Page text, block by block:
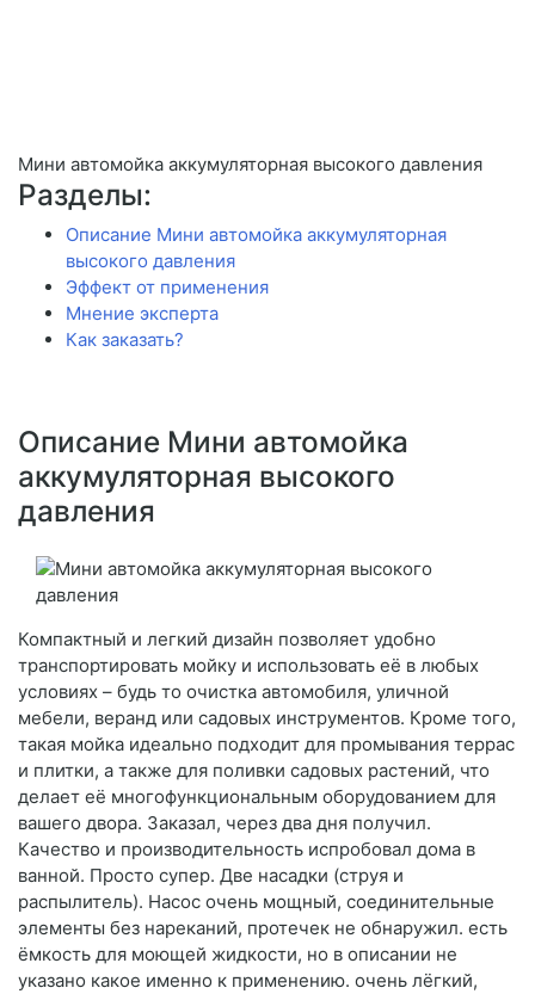
Мини автомойка аккумуляторная высокого давления
Разделы:
Описание Мини автомойка аккумуляторная
высокого давления
Эффект от применения
Мнение эксперта
Как заказать?
Описание Мини автомойка
аккумуляторная высокого
давления
Компактный и легкий дизайн позволяет удобно
транспортировать мойку и использовать её в любых
условиях – будь то очистка автомобиля, уличной
мебели, веранд или садовых инструментов. Кроме того,
такая мойка идеально подходит для промывания террас
и плитки, а также для поливки садовых растений, что
делает её многофункциональным оборудованием для
вашего двора. Заказал, через два дня получил.
Качество и производительность испробовал дома в
ванной. Просто супер. Две насадки (струя и
распылитель). Насос очень мощный, соединительные
элементы без нареканий, протечек не обнаружил. есть
ёмкость для моющей жидкости, но в описании не
указано какое именно к применению. очень лёгкий,